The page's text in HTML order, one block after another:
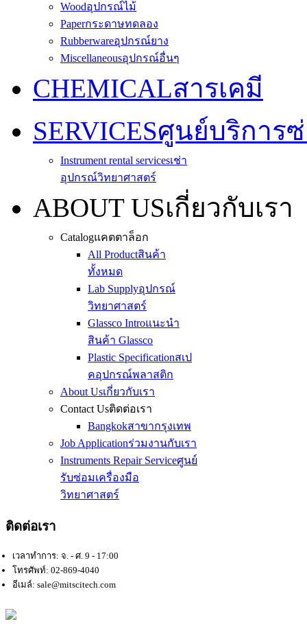
Woodอุปกรณ์ไม้
Paperกระดาษทดลอง
Rubberwareอุปกรณ์ยาง
Miscellaneousอุปกรณ์อื่นๆ
CHEMICALสารเคมี
SERVICESศูนย์บริการ
Instrument rental servicesเช่า
อุปกรณ์วิทยาศาสตร์
ABOUT USเกี่ยวกับเรา
Catalogแคตตาล็อก
All Productสินค้า
ทั้งหมด
Lab Supplyอุปกรณ์
วิทยาศาสตร์
Glassco Introแนะนำ
สินค้า Glassco
Plastic Specificationสเป
คอุปกรณ์พลาสติก
About Usเกี่ยวกับเรา
Contact Usติดต่อเรา
Bangkokสาขากรุงเทพ
Job Applicationร่วมงานกับเรา
Instruments Repair Serviceศูนย์
รับซ่อมเครื่องมือ
วิทยาศาสตร์
ติดต่อเรา
เวลาทำการ: จ. - ศ. 9 - 17:00
โทรศัพท์: 02-869-4040
อีเมล์: sale@mitscitech.com